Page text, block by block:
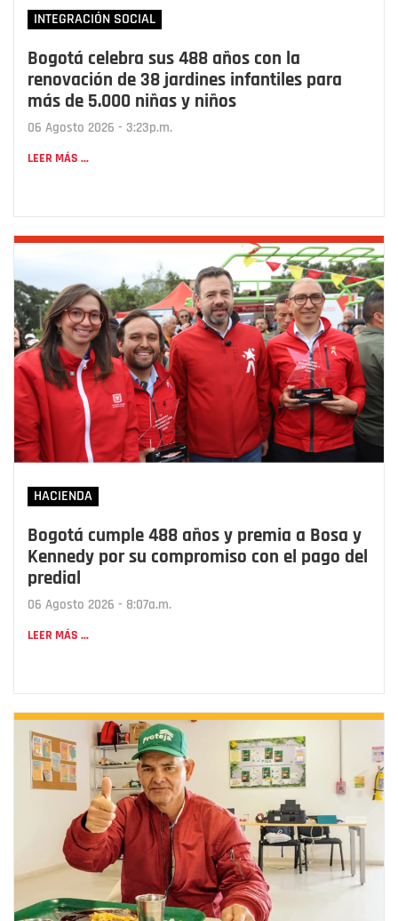
INTEGRACIÓN SOCIAL
Bogotá celebra sus 488 años con la
renovación de 38 jardines infantiles para
más de 5.000 niñas y niños
06 Agosto 2026 - 3:23p.m.
LEER MÁS ...
HACIENDA
Bogotá cumple 488 años y premia a Bosa y
Kennedy por su compromiso con el pago del
predial
06 Agosto 2026 - 8:07a.m.
LEER MÁS ...